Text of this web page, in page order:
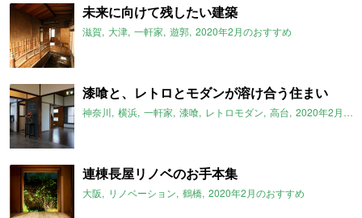
未来に向けて残したい建築
滋賀 大津 一軒家 遊郭 2020年2月のおすすめ
漆喰と、レトロとモダンが溶け合う住まい
神奈川 横浜 一軒家 漆喰 レトロモダン 高台 2020年2月のおすすめ
連棟長屋リノベのお手本集
大阪 リノベーション 鶴橋 2020年2月のおすすめ